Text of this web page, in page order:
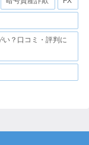
い？口コミ・評判に